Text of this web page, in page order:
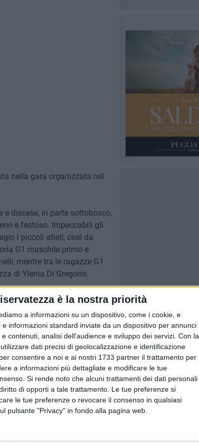
è la nostra priorità
a informazioni su un dispositivo, come i cookie, e
informazioni standard inviate da un dispositivo per annunci
contenuti, analisi dell'audience e sviluppo dei servizi. Con la
dati precisi di geolocalizzazione e identificazione
consentire a noi e ai nostri 1733 partner il trattamento per
a informazioni più dettagliate e modificare le tue
Si rende noto che alcuni trattamenti dei dati personali
di opporti a tale trattamento. Le tue preferenze si
le tue preferenze o revocare il consenso in qualsiasi
pulsante "Privacy" in fondo alla pagina web.
nella gara organizzata nel
e discese, in parte sottobosco,
e festoso. Impeccabili gli
i piccoli atleti, così da
G1 maschile primo e
mentre tra le ragazze G1
di Ylenia Di Gregorio.
la gara davanti a tutti. Nella
secondo e
podio anche Lorenzo
Federico nella G6
Valente si sono classificate
la squadra biscegliese nel
si preannuncia molto ampia,
stagioni» ha dichiarato